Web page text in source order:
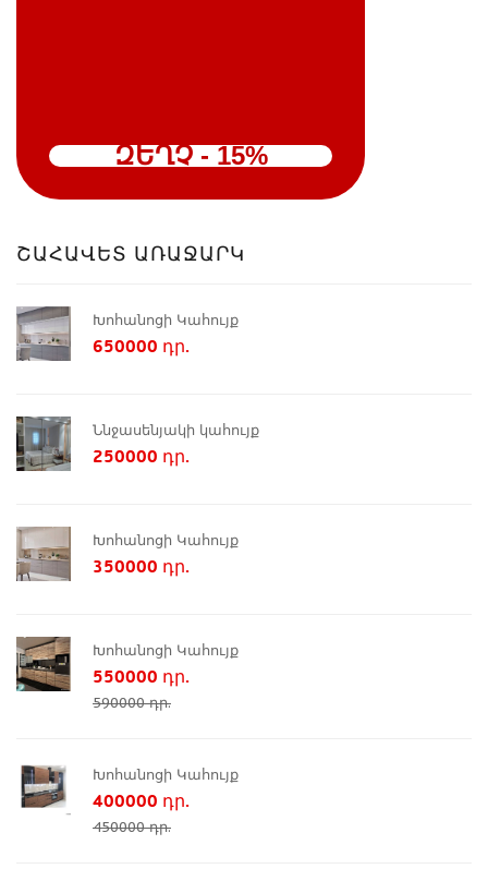
ԶԵՂՉ - 15%
ՇԱՀԱՎԵՏ ԱՌԱՋԱՐԿ
Խոհանոցի Կահույք
650000 դր.
Ննջասենյակի կահույք
250000 դր.
Խոհանոցի Կահույք
350000 դր.
Խոհանոցի Կահույք
550000 դր.
590000 դր.
Խոհանոցի Կահույք
400000 դր.
450000 դր.